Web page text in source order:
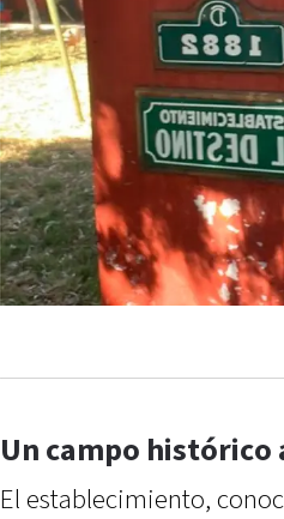
Un campo
El establecimiento,